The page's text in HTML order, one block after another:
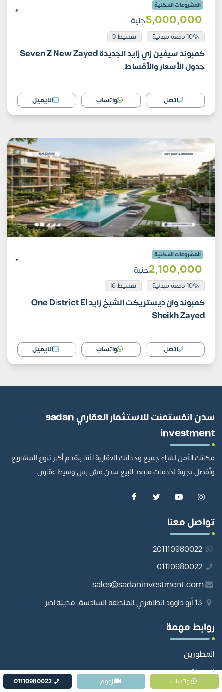
المشروعات السكنية
5٬000٬000جنية
10% دفعة مبدئية تقسيط 9
كمبوند سيفين زي زايد الجديدة Seven Z New Zayed
جدول الأسعار والأقساط
اتصل واتساب الايميل
المشروعات السكنية
2٬100٬000جنية
10% دفعة مبدئية تقسيط 10
كمبوند وان ديستريكت الشيخ زايد One District El
Sheikh Zayed
اتصل واتساب الايميل
سدن انفستمنت للاستثمار العقاري sadan
investment
مكانك الآمن لشراء جميع وحداتك العقارية لأننا بنقدم أكبر تنوع للمشاريع
وأفضل تجربة لخدمات مابعد البيع سدن مش بس وسيط عقاري
تواصل معنا
201110980022
01110980022
sales@sadaninvestment.com
روابط مهمة
المطورين
المدونة
واتساب 01110980022 زووم